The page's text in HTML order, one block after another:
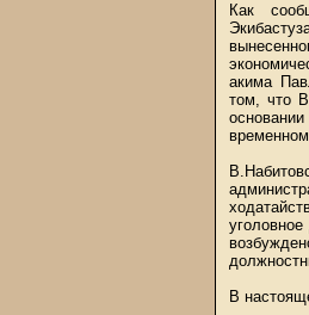
Как
акима
том, что
В